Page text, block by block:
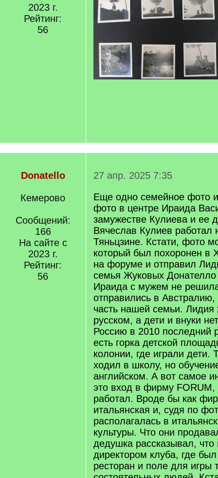
2023 г.
Рейтинг:
56
Donatello
Кемерово
Сообщений:
166
На сайте с
2023 г.
Рейтинг:
56
27 апр. 2025 7:35
Еще одно семейное фото
фото в центре Ираида
замужестве Кулиева и ее
Вячеслав Кулиев работал
Тяньцзине. Кстати, фото
который был похоронен в
на форуме и отправил
семья Жуковых Донателло
Ираида с мужем не
отправились в Австралию,
часть нашей семьи. Лидия
русском, а дети и внуки
Россию в 2010 последний
есть горка детской
колонии, где играли
ходил в школу, но
английском. А вот самое
это вход в фирму
работал. Вроде бы как
итальянская и, судя по
располагалась в
культуры. Что они
дедушка рассказывал,
директором клуба, где
ресторан и поле для игры